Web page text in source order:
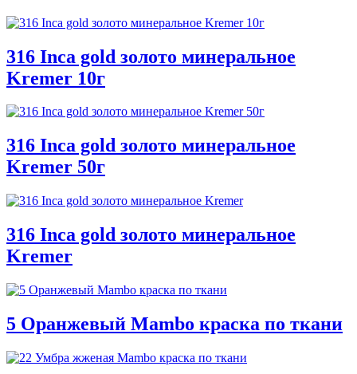
316 Inca gold золото минеральное
Kremer 10г
316 Inca gold золото минеральное
Kremer 50г
316 Inca gold золото минеральное
Kremer
5 Оранжевый Mambo краска по ткани